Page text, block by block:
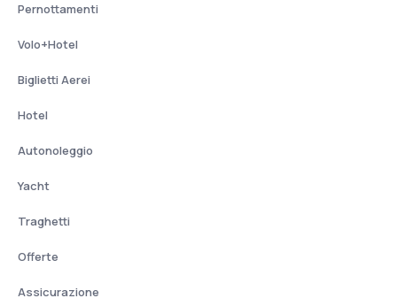
Pernottamenti
Volo+Hotel
Biglietti Aerei
Hotel
Autonoleggio
Yacht
Traghetti
Offerte
Assicurazione